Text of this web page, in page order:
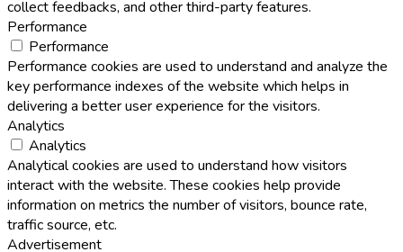
collect feedbacks, and other third-party features.
Performance
Performance
Performance cookies are used to understand and analyze the
key performance indexes of the website which helps in
delivering a better user experience for the visitors.
Analytics
Analytics
Analytical cookies are used to understand how visitors
interact with the website. These cookies help provide
information on metrics the number of visitors, bounce rate,
traffic source, etc.
Advertisement